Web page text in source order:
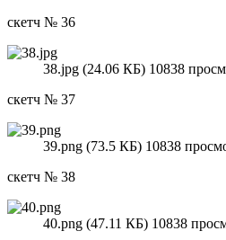
скетч № 36
38.jpg (24.06 КБ) 10838
скетч № 37
39.png (73.5 КБ) 10838
скетч № 38
40.png (47.11 КБ) 10838